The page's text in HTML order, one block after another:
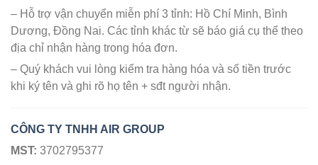
– Hỗ trợ vận chuyển miễn phí 3 tỉnh: Hồ Chí Minh, Bình
Dương, Đồng Nai. Các tỉnh khác từ sẽ báo giá cụ thể theo
địa chỉ nhận hàng trong hóa đơn.
– Quý khách vui lòng kiểm tra hàng hóa và số tiền trước
khi ký tên và ghi rõ họ tên + sđt người nhận.
CÔNG TY TNHH AIR GROUP
MST: 3702795377